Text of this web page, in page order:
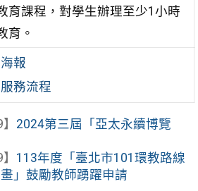
育課程，對學生辦理至少1小時
育。
報
務流程
2024第三屆「亞太永續博覽
113年度「臺北市101環教路線
」鼓勵教師踴躍申請